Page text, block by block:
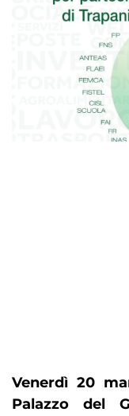
Venerdì 20
Palazzo del